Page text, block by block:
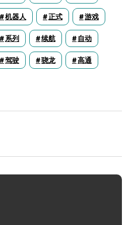
机器人 正式 游戏
系列 续航 自动
驾驶 骁龙 高通